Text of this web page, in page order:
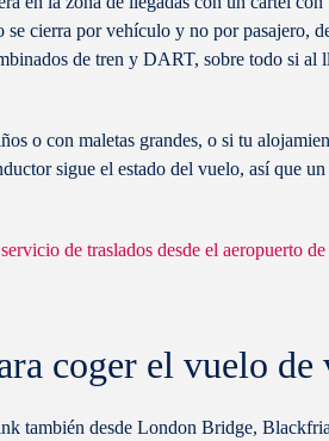
cierra por vehículo y no por pasajero,
de tren y DART, sobre todo si al
o con maletas grandes, o si tu
sigue el estado del vuelo, así que un
de traslados desde el aeropuerto
coger el vuelo de
también desde London Bridge,